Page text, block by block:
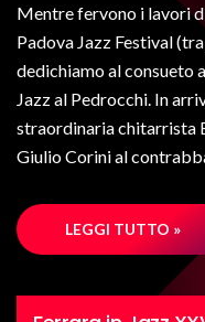
Mentre fervono i lavori
Padova Jazz Festival
dedichiamo al consueto
Jazz al Pedrocchi. In
straordinaria chitarrista
Giulio Corini al
LEGGI TUTTO »